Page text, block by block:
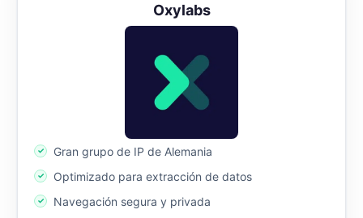
Oxylabs
Gran grupo de IP de Alemania
Optimizado para extracción de datos
Navegación segura y privada